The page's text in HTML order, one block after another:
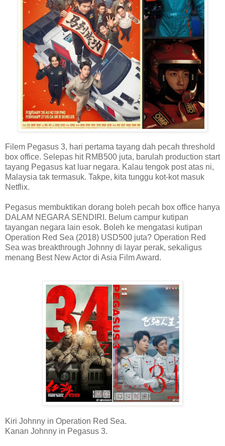
Filem Pegasus 3, hari pertama tayang dah pecah threshold
box office. Selepas hit RMB500 juta, barulah production start
tayang Pegasus kat luar negara. Kalau tengok post atas ni,
Malaysia tak termasuk. Takpe, kita tunggu kot-kot masuk
Netflix.
Pegasus membuktikan dorang boleh pecah box office hanya
DALAM NEGARA SENDIRI. Belum campur kutipan
tayangan negara lain esok. Boleh ke mengatasi kutipan
Operation Red Sea (2018) USD500 juta? Operation Red
Sea was breakthrough Johnny di layar perak, sekaligus
menang Best New Actor di Asia Film Award.
Kiri Johnny in Operation Red Sea.
Kanan Johnny in Pegasus 3.